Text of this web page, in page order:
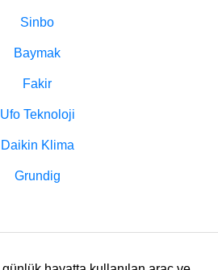
Sinbo
Baymak
Fakir
Ufo Teknoloji
Daikin Klima
Grundig